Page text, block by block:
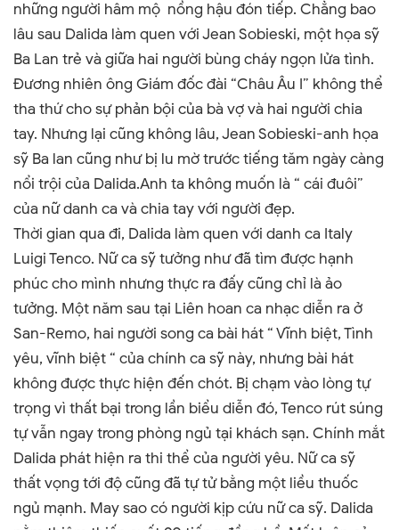
những người hâm mộ nồng hậu đón tiếp. Chẳng bao
lâu sau Dalida làm quen với Jean Sobieski, một họa sỹ
Ba Lan trẻ và giữa hai người bùng cháy ngọn lửa tình.
Đương nhiên ông Giám đốc đài “Châu Âu I” không thể
tha thứ cho sự phản bội của bà vợ và hai người chia
tay. Nhưng lại cũng không lâu, Jean Sobieski-anh họa
sỹ Ba lan cũng như bị lu mờ trước tiếng tăm ngày càng
nổi trội của Dalida.Anh ta không muốn là “ cái đuôi”
của nữ danh ca và chia tay với người đẹp.
Thời gian qua đi, Dalida làm quen với danh ca Italy
Luigi Tenco. Nữ ca sỹ tưởng như đã tìm được hạnh
phúc cho mình nhưng thực ra đấy cũng chỉ là ảo
tưởng. Một năm sau tại Liên hoan ca nhạc diễn ra ở
San-Remo, hai người song ca bài hát “ Vĩnh biệt, Tình
yêu, vĩnh biệt “ của chính ca sỹ này, nhưng bài hát
không được thực hiện đến chót. Bị chạm vào lòng tự
trọng vì thất bại trong lần biểu diễn đó, Tenco rút súng
tự vẫn ngay trong phòng ngủ tại khách sạn. Chính mắt
Dalida phát hiện ra thi thể của người yêu. Nữ ca sỹ
thất vọng tới độ cũng đã tự tử bằng một liều thuốc
ngủ mạnh. May sao có người kịp cứu nữ ca sỹ. Dalida